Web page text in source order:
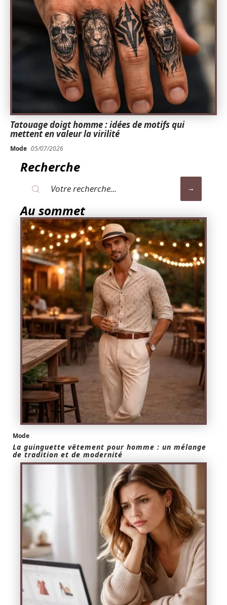
Tatouage doigt homme : idées de motifs qui
mettent en valeur la virilité
Mode 05/07/2026
Recherche
Au sommet
Mode
La guinguette vêtement pour homme : un mélange
de tradition et de modernité